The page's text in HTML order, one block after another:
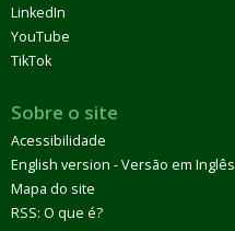
LinkedIn
YouTube
TikTok
Sobre o site
Acessibilidade
English version - Versão em Inglês
Mapa do site
RSS: O que é?